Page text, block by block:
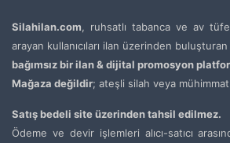
Silahilan.com, ruhsatlı tabanca ve av
arayan kullanıcıları ilan üzerinden buluşturan
bağımsız bir ilan & dijital promosyon
Mağaza değildir; ateşli silah veya mühimmat
Satış bedeli site üzerinden tahsil edilmez.
Ödeme ve devir işlemleri alıcı-satıcı